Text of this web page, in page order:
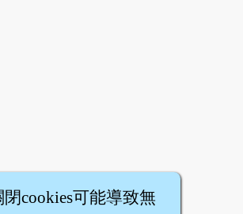
cookies可能導致無